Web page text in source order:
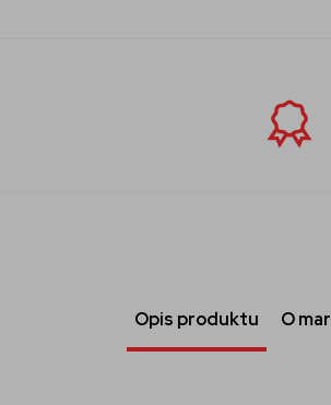
SPRZEDAWCA
Opis produktu O